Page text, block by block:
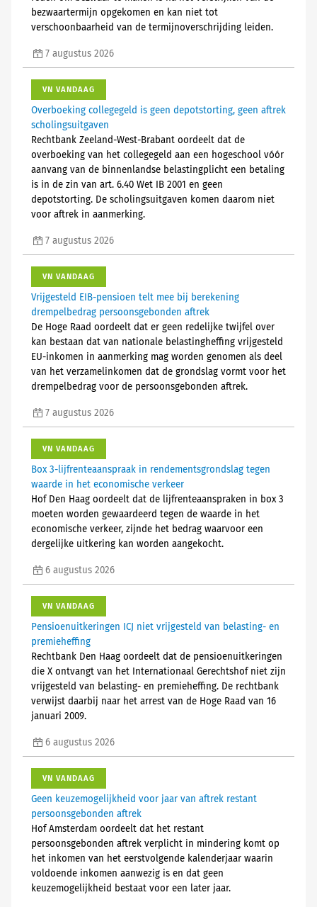
bezwaartermijn opgekomen en kan niet tot
verschoonbaarheid van de termijnoverschrijding leiden.
7 augustus 2026
VN VANDAAG
Overboeking collegegeld is geen depotstorting, geen aftrek
scholingsuitgaven
Rechtbank Zeeland-West-Brabant oordeelt dat de
overboeking van het collegegeld aan een hogeschool vóór
aanvang van de binnenlandse belastingplicht een betaling
is in de zin van art. 6.40 Wet IB 2001 en geen
depotstorting. De scholingsuitgaven komen daarom niet
voor aftrek in aanmerking.
7 augustus 2026
VN VANDAAG
Vrijgesteld EIB-pensioen telt mee bij berekening
drempelbedrag persoonsgebonden aftrek
De Hoge Raad oordeelt dat er geen redelijke twijfel over
kan bestaan dat van nationale belastingheffing vrijgesteld
EU-inkomen in aanmerking mag worden genomen als deel
van het verzamelinkomen dat de grondslag vormt voor het
drempelbedrag voor de persoonsgebonden aftrek.
7 augustus 2026
VN VANDAAG
Box 3-lijfrenteaanspraak in rendementsgrondslag tegen
waarde in het economische verkeer
Hof Den Haag oordeelt dat de lijfrenteaanspraken in box 3
moeten worden gewaardeerd tegen de waarde in het
economische verkeer, zijnde het bedrag waarvoor een
dergelijke uitkering kan worden aangekocht.
6 augustus 2026
VN VANDAAG
Pensioenuitkeringen ICJ niet vrijgesteld van belasting- en
premieheffing
Rechtbank Den Haag oordeelt dat de pensioenuitkeringen
die X ontvangt van het Internationaal Gerechtshof niet zijn
vrijgesteld van belasting- en premieheffing. De rechtbank
verwijst daarbij naar het arrest van de Hoge Raad van 16
januari 2009.
6 augustus 2026
VN VANDAAG
Geen keuzemogelijkheid voor jaar van aftrek restant
persoonsgebonden aftrek
Hof Amsterdam oordeelt dat het restant
persoonsgebonden aftrek verplicht in mindering komt op
het inkomen van het eerstvolgende kalenderjaar waarin
voldoende inkomen aanwezig is en dat geen
keuzemogelijkheid bestaat voor een later jaar.